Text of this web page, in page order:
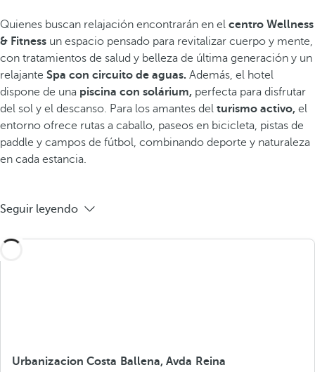
Quienes buscan relajación encontrarán en el centro Wellness
& Fitness un espacio pensado para revitalizar cuerpo y mente,
con tratamientos de salud y belleza de última generación y un
relajante Spa con circuito de aguas. Además, el hotel
dispone de una piscina con solárium, perfecta para disfrutar
del sol y el descanso. Para los amantes del turismo activo, el
entorno ofrece rutas a caballo, paseos en bicicleta, pistas de
paddle y campos de fútbol, combinando deporte y naturaleza
en cada estancia.
Seguir leyendo
Urbanizacion Costa Ballena, Avda Reina